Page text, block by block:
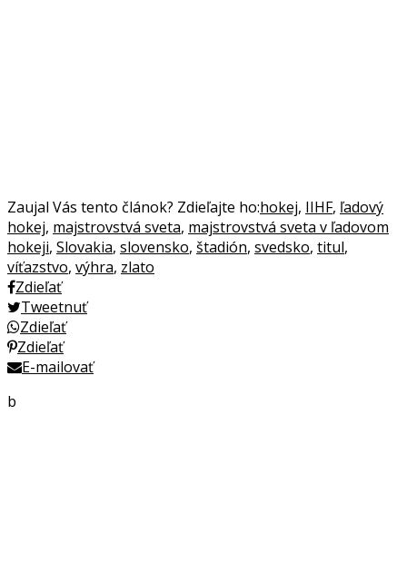
Zaujal Vás tento článok? Zdieľajte ho:hokej, IIHF, ľadový
hokej, majstrovstvá sveta, majstrovstvá sveta v ľadovom
hokeji, Slovakia, slovensko, štadión, svedsko, titul,
víťazstvo, výhra, zlato
Zdieľať
Tweetnuť
Zdieľať
Zdieľať
E-mailovať
b